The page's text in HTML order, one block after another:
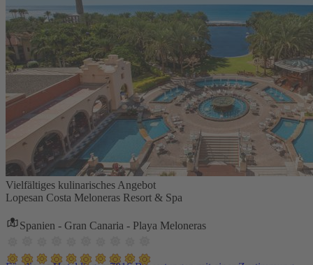
Vielfältiges kulinarisches Angebot
Lopesan Costa Meloneras Resort & Spa
Spanien - Gran Canaria - Playa Meloneras